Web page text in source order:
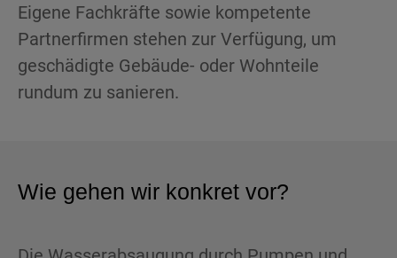
Eigene Fachkräfte sowie kompetente
Partnerfirmen stehen zur Verfügung, um
geschädigte Gebäude- oder Wohnteile
rundum zu sanieren.
Wie gehen wir konkret vor?